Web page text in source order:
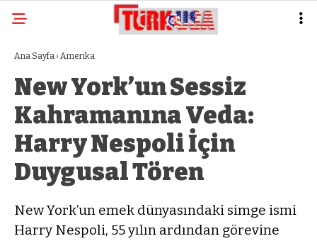
Ana Sayfa › Amerika
New York’un Sessiz
Kahramanına Veda:
Harry Nespoli İçin
Duygusal Tören
New York’un emek dünyasındaki simge ismi
Harry Nespoli, 55 yılın ardından görevine